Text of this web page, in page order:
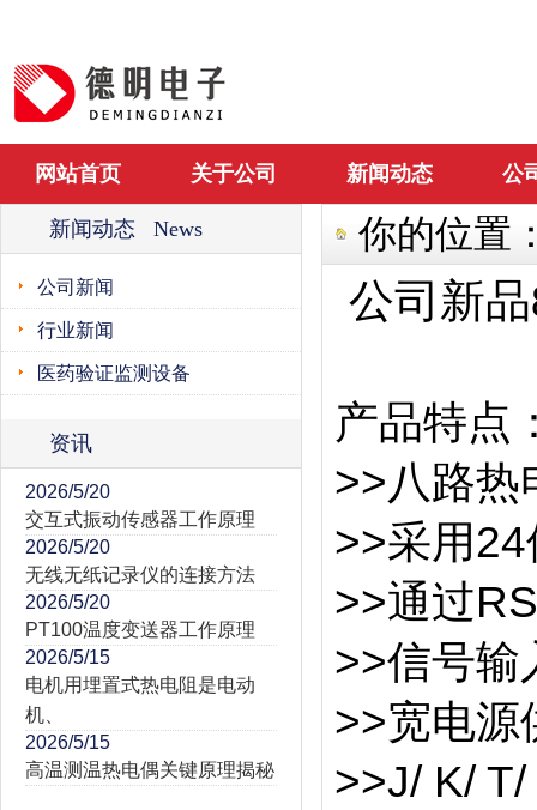
网站首页 关于公司 新闻动态 公
新闻动态 News
公司新闻
行业新闻
医药验证监测设备
资讯
2026/5/20
交互式振动传感器工作原理
2026/5/20
无线无纸记录仪的连接方法
2026/5/20
PT100温度变送器工作原理
2026/5/15
电机用埋置式热电阻是电动
机、
2026/5/15
高温测温热电偶关键原理揭秘
你的位置
公司新
产品特点
>>八路热
>>采用
>>通过
>>信号输
>>宽电源
>>J/ K/